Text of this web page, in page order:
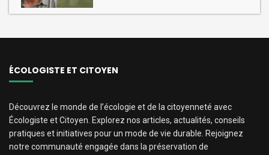
ÉCOLOGISTE ET CITOYEN
Découvrez le monde de l’écologie et de la citoyenneté avec
Écologiste et Citoyen. Explorez nos articles, actualités, conseils
pratiques et initiatives pour un mode de vie durable. Rejoignez
notre communauté engagée dans la préservation de